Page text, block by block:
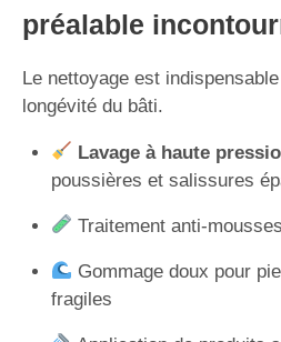
préalable
Le nettoyage est
longévité du bâti.
Lavage à haute
poussières et salissures
Traitement anti-
Gommage doux pour
fragiles